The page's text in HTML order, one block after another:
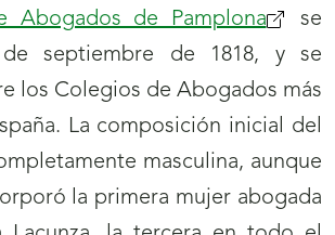
Abogados de Pamplona
se
septiembre de 1818, y se
los Colegios de Abogados más
La composición inicial del
masculina, aunque
la primera mujer abogada